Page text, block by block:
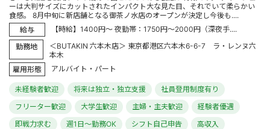
ーは大判サイズにカットされたインパクト大な見た目、それでいて柔らかい
食感。 8月中旬に新店舗となる御茶ノ水店のオープンが決定し今後も....
給与
【時給】1400円～ 夜勤帯：1750円～2000円（深夜手....
勤務地
＜BUTAKIN 六本木店＞ 東京都港区六本木6-6-7 ラ・レンヌ六
本木
雇用形態
アルバイト・パート
未経験者歓迎 将来は独立・独立支援
社員登用制度有り
フリーター歓迎
大学生歓迎 主婦・主夫歓迎
経験者優遇
即戦力求む
週1日～勤務OK シフト自己申告
高収入